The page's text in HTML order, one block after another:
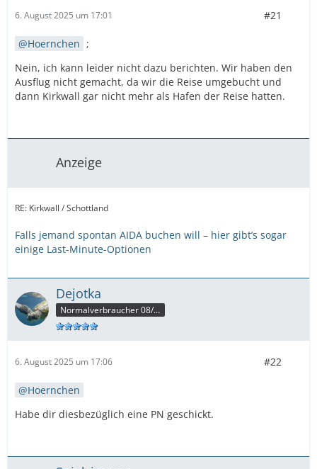
6. August 2025 um 17:01 #21
Hoernchen ;
Nein, ich kann leider nicht dazu berichten. Wir haben den
Ausflug nicht gemacht, da wir die Reise umgebucht und
dann Kirkwall gar nicht mehr als Hafen der Reise hatten.
Anzeige
RE: Kirkwall / Schottland
Falls jemand spontan AIDA buchen will – hier gibt’s sogar
einige Last-Minute-Optionen
Dejotka
Normalverbraucher 08/15
6. August 2025 um 17:06 #22
Hoernchen
Habe dir diesbezüglich eine PN geschickt.